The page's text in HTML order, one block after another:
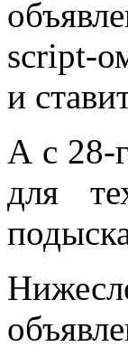
script-
и
А с 28-
для